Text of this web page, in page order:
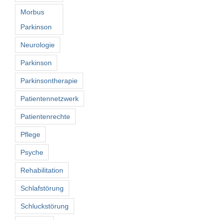
Morbus
Parkinson
Neurologie
Parkinson
Parkinsontherapie
Patientennetzwerk
Patientenrechte
Pflege
Psyche
Rehabilitation
Schlafstörung
Schluckstörung